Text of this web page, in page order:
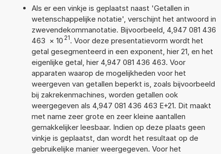
Als er een vinkje is geplaatst naast 'Getallen in
wetenschappelijke notatie', verschijnt het antwoord in
zwevendekommanotatie. Bijvoorbeeld, 4,947 081 436
463 × 10 21. Voor deze presentatievorm wordt het
getal gesegmenteerd in een exponent, hier 21, en het
eigenlijke getal, hier 4,947 081 436 463. Voor
apparaten waarop de mogelijkheden voor het
weergeven van getallen beperkt is, zoals bijvoorbeeld
bij zakrekenmachines, worden getallen ook
weergegeven als 4,947 081 436 463 E+21. Dit maakt
met name zeer grote en zeer kleine aantallen
gemakkelijker leesbaar. Indien op deze plaats geen
vinkje is geplaatst, dan wordt het resultaat op de
gebruikelijke manier weergegeven. Voor het